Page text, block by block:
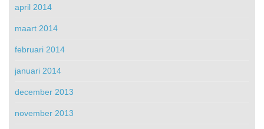
april 2014
maart 2014
februari 2014
januari 2014
december 2013
november 2013